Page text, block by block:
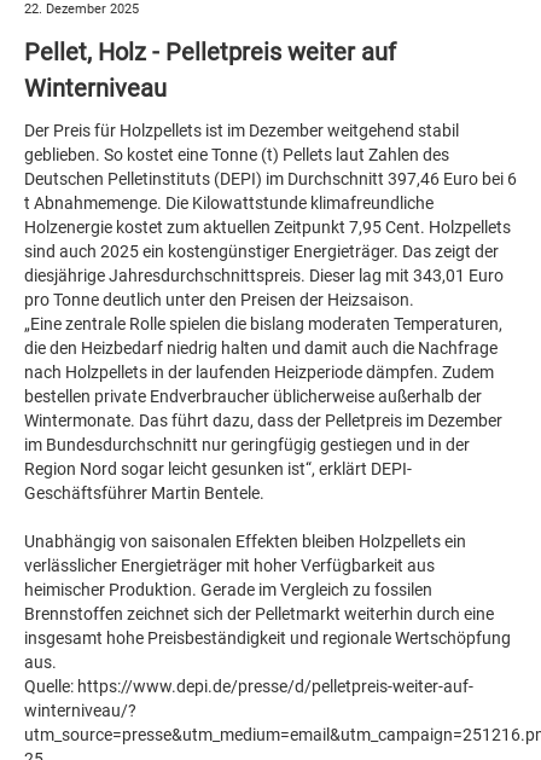
22. Dezember 2025
Pellet, Holz - Pelletpreis weiter auf
Winterniveau
Der Preis für Holzpellets ist im Dezember weitgehend stabil
geblieben. So kostet eine Tonne (t) Pellets laut Zahlen des
Deutschen Pelletinstituts (DEPI) im Durchschnitt 397,46 Euro bei 6
t Abnahmemenge. Die Kilowattstunde klimafreundliche
Holzenergie kostet zum aktuellen Zeitpunkt 7,95 Cent. Holzpellets
sind auch 2025 ein kostengünstiger Energieträger. Das zeigt der
diesjährige Jahresdurchschnittspreis. Dieser lag mit 343,01 Euro
pro Tonne deutlich unter den Preisen der Heizsaison.
„Eine zentrale Rolle spielen die bislang moderaten Temperaturen,
die den Heizbedarf niedrig halten und damit auch die Nachfrage
nach Holzpellets in der laufenden Heizperiode dämpfen. Zudem
bestellen private Endverbraucher üblicherweise außerhalb der
Wintermonate. Das führt dazu, dass der Pelletpreis im Dezember
im Bundesdurchschnitt nur geringfügig gestiegen und in der
Region Nord sogar leicht gesunken ist“, erklärt DEPI-
Geschäftsführer Martin Bentele.
Unabhängig von saisonalen Effekten bleiben Holzpellets ein
verlässlicher Energieträger mit hoher Verfügbarkeit aus
heimischer Produktion. Gerade im Vergleich zu fossilen
Brennstoffen zeichnet sich der Pelletmarkt weiterhin durch eine
insgesamt hohe Preisbeständigkeit und regionale Wertschöpfung
aus.
Quelle: https://www.depi.de/presse/d/pelletpreis-weiter-auf-
winterniveau/?